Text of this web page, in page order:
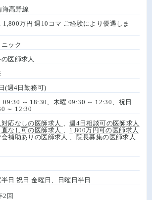
海高野線
1,800万円 週10コマ ご経験により優遇しま
ック
医師求人
(週4日勤務可)
09:30 ～ 18:30、木曜 09:30 ～ 12:30、祝日
～ 12:30
応なしの医師求人 、週4日相談可の医師求人
直なし可の医師求人
1,800万円可の医師求人
会補助ありの医師求人 院長募集の医師求人
半日 祝日 金曜日、日曜日半日
2回